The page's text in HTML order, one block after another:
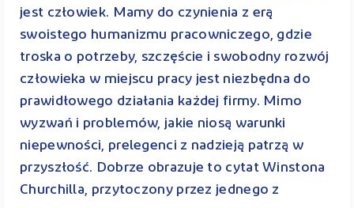
jest człowiek. Mamy do czynienia z erą
swoistego humanizmu pracowniczego, gdzie
troska o potrzeby, szczęście i swobodny rozwój
człowieka w miejscu pracy jest niezbędna do
prawidłowego działania każdej firmy. Mimo
wyzwań i problemów, jakie niosą warunki
niepewności, prelegenci z nadzieją patrzą w
przyszłość. Dobrze obrazuje to cytat Winstona
Churchilla, przytoczony przez jednego z